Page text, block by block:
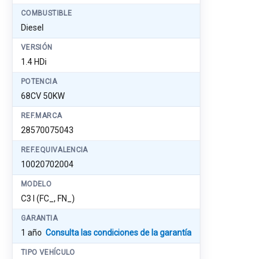
COMBUSTIBLE
Diesel
VERSIÓN
1.4 HDi
POTENCIA
68CV 50KW
REF.MARCA
28570075043
REF.EQUIVALENCIA
10020702004
MODELO
C3 I (FC_, FN_)
GARANTIA
1 año Consulta las condiciones de la garantía
TIPO VEHÍCULO